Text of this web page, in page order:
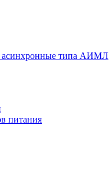
асинхронные типа АИМЛ
питания